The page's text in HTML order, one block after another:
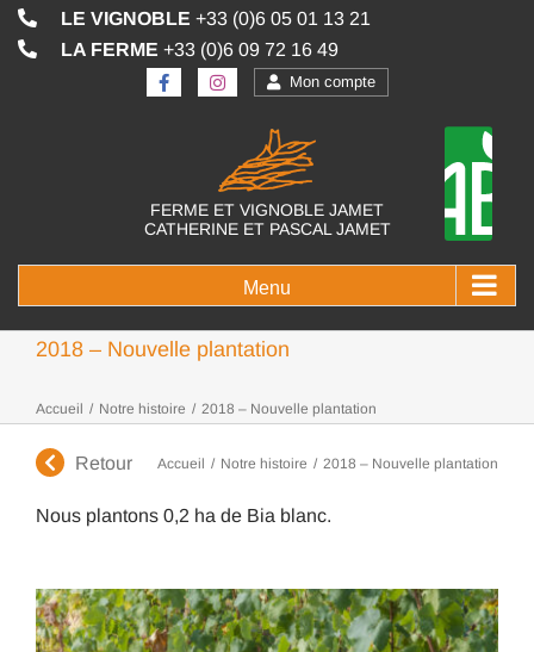
Passer
au
contenu
LE VIGNOBLE +33 (0)6 05 01 13 21
LA FERME +33 (0)6 09 72 16 49
Mon compte
FERME ET VIGNOBLE JAMET
CATHERINE ET PASCAL JAMET
2018 – Nouvelle plantation
Accueil / Notre histoire / 2018 – Nouvelle plantation
Retour Accueil / Notre histoire / 2018 – Nouvelle plantation
Nous plantons 0,2 ha de Bia blanc.